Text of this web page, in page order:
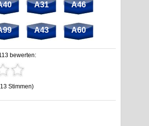
A31 A46
A43 A60
bewerten:
Stimmen)
Sperrung & Baustellen | Staumelder B113